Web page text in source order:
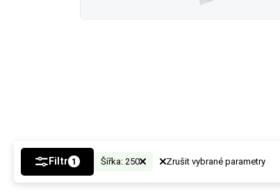
Filtr 1 Šířka: 250 Zrušit vybrané parametry